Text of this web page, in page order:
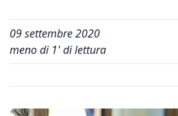
09 settembre 2020
meno di 1' di lettura